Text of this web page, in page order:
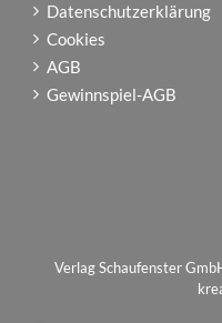
Datenschutzerklärung
Cookies
AGB
Gewinnspiel-AGB
Verlag Schaufenster